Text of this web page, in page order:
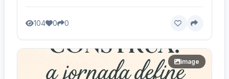
104 0 0
image